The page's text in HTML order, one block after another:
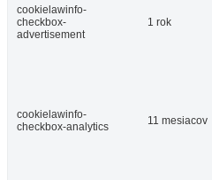
cookielawinfo-
checkbox-
advertisement
1 rok
cookielawinfo-
checkbox-analytics
11 mesiacov